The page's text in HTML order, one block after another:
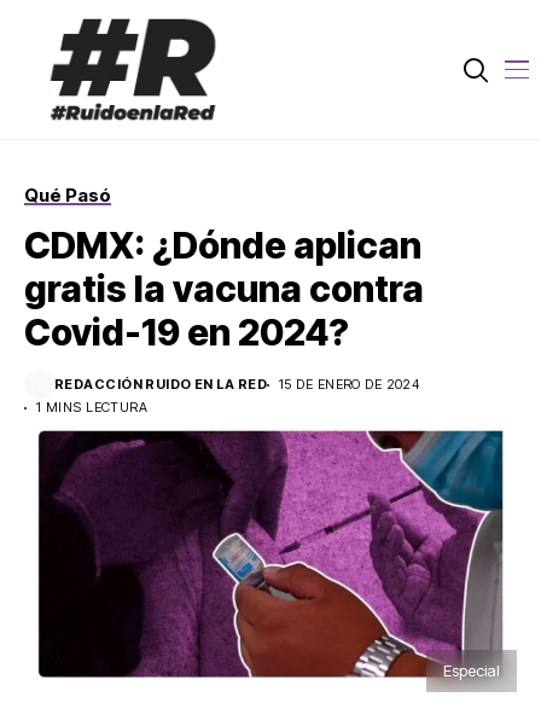
Qué Pasó
CDMX: ¿Dónde aplican
gratis la vacuna contra
Covid-19 en 2024?
REDACCIÓN RUIDO EN LA RED
15 DE ENERO DE 2024
1 MINS LECTURA
Especial